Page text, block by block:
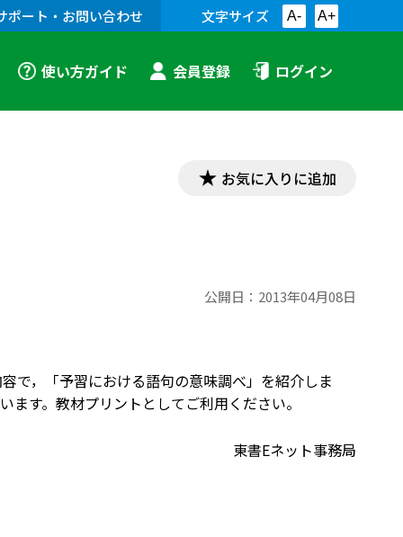
ポート・お問い合わせ 文字サイズ A- A+
使い方ガイド 会員登録 ログイン
お気に入りに追加
公開日： 2013年04月08日
で，「予習における語句の意味調べ」を紹介しま
す。教材プリントとしてご利用ください。
東書Eネット事務局